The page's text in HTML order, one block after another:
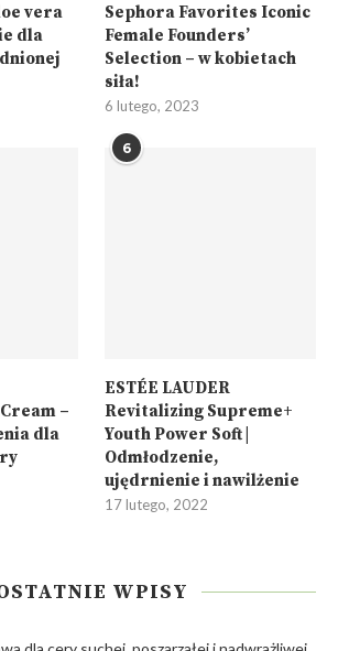
vera
dla
Sephora Favorites Iconic
Female Founders’
Selection – w kobietach
siła!
6 lutego, 2023
–
dla
6
ESTÉE LAUDER
Revitalizing Supreme+
Youth Power Soft |
Odmłodzenie,
ujędrnienie i nawilżenie
17 lutego, 2022
WPISY